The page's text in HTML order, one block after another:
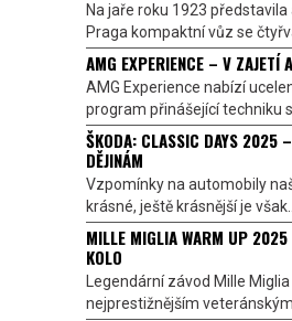
Na jaře roku 1923
Praga kompaktní vůz se
AMG EXPERIENCE – V ZAJETÍ
AMG Experience nabízí
program přinášející techniku
ŠKODA: CLASSIC DAYS 2025
DĚJINÁM
Vzpomínky na automobily
krásné, ještě krásnější je však...
MILLE MIGLIA WARM UP
KOLO
Legendární závod Mille
nejprestižnějším veteránským